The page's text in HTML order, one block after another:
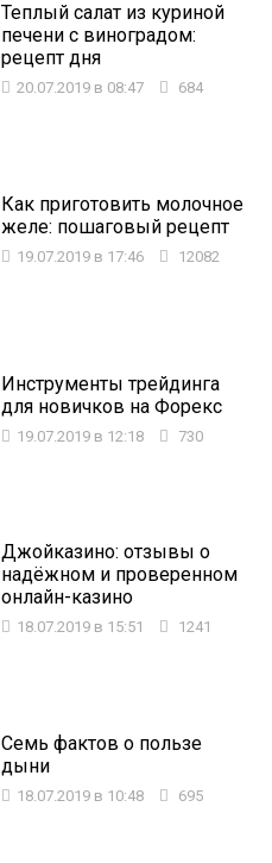
Теплый салат из куриной
печени с виноградом:
рецепт дня
20.07.2019 в 08:47 684
Как приготовить молочное
желе: пошаговый рецепт
19.07.2019 в 17:46 12082
Инструменты трейдинга
для новичков на Форекс
19.07.2019 в 12:18 730
Джойказино: отзывы о
надёжном и проверенном
онлайн-казино
18.07.2019 в 15:51 1241
Семь фактов о пользе
дыни
18.07.2019 в 10:48 695